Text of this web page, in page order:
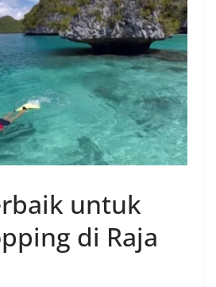
untuk
di Raja